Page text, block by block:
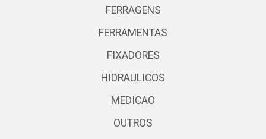
FERRAGENS
FERRAMENTAS
FIXADORES
HIDRAULICOS
MEDICAO
OUTROS